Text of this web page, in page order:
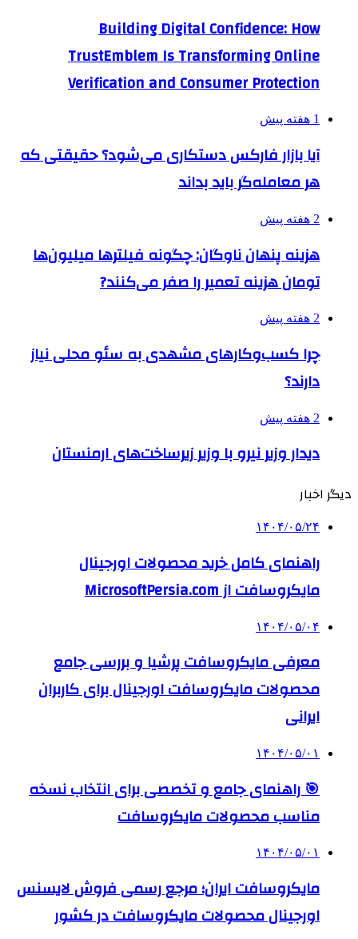
Building Digital Confidence: How
TrustEmblem Is Transforming Online
Verification and Consumer Protection
1 هفته پیش
آیا بازار فارکس دستکاری می‌شود؟ حقیقتی که
هر معامله‌گر باید بداند
2 هفته پیش
هزینه پنهان ناوگان: چگونه فیلترها میلیون‌ها
تومان هزینه تعمیر را صفر می‌کنند?
2 هفته پیش
چرا کسب‌وکارهای مشهدی به سئو محلی نیاز
دارند؟
2 هفته پیش
دیدار وزیر نیرو با وزیر زیرساخت‌های ارمنستان
دیگر اخبار
۱۴۰۴/۰۵/۲۴
راهنمای کامل خرید محصولات اورجینال
مایکروسافت از MicrosoftPersia.com
۱۴۰۴/۰۵/۰۴
معرفی مایکروسافت پرشیا و بررسی جامع
محصولات مایکروسافت اورجینال برای کاربران
ایرانی
۱۴۰۴/۰۵/۰۱
🎯 راهنمای جامع و تخصصی برای انتخاب نسخه
مناسب محصولات مایکروسافت
۱۴۰۴/۰۵/۰۱
مایکروسافت ایران؛ مرجع رسمی فروش لایسنس
اورجینال محصولات مایکروسافت در کشور